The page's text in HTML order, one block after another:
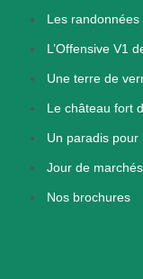
Les randonnées
L’Offensive V1
Une terre de
Le château fort
Un paradis pour
Jour de marchés
Nos brochures